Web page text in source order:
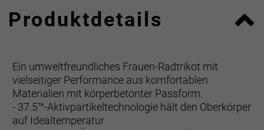
Produktdetails
Ein umweltfreundliches Frauen-Radtrikot mit
vielseitiger Performance aus komfortablen
Materialien mit körperbetonter Passform.
- 37.5™-Aktivpartikeltechnologie hält den Oberkörper
auf Idealtemperatur